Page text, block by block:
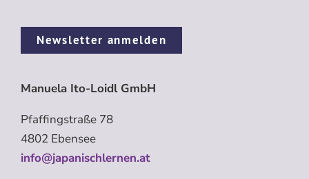
Newsletter anmelden
Manuela Ito-Loidl GmbH
Pfaffingstraße 78
4802 Ebensee
info@japanischlernen.at